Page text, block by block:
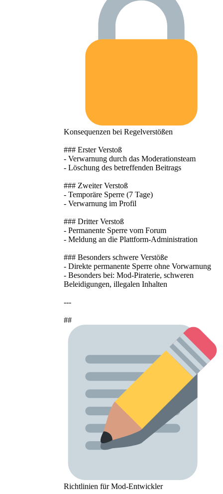
Konsequenzen bei Regelverstößen
### Erster Verstoß
- Verwarnung durch das Moderationsteam
- Löschung des betreffenden Beitrags
### Zweiter Verstoß
- Temporäre Sperre (7 Tage)
- Verwarnung im Profil
### Dritter Verstoß
- Permanente Sperre vom Forum
- Meldung an die Plattform-Administration
### Besonders schwere Verstöße
- Direkte permanente Sperre ohne Vorwarnung
- Besonders bei: Mod-Piraterie, schweren
Beleidigungen, illegalen Inhalten
---
##
Richtlinien für Mod-Entwickler